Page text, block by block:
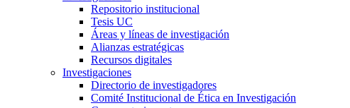
Repositorio institucional
Tesis UC
Áreas y líneas de investigación
Alianzas estratégicas
Recursos digitales
Investigaciones
Directorio de investigadores
Comité Institucional de Ética en Investigación